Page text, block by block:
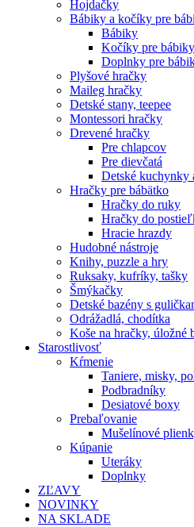
Hojdačky
Bábiky a kočíky pre
Bábiky
Kočíky pre bábiky
Doplnky pre
Plyšové hračky
Maileg hračky
Detské stany, teepee
Montessori hračky
Drevené hračky
Pre chlapcov
Pre dievčatá
Detské kuchynky
Hračky pre bábätko
Hračky do ruky
Hračky do
Hracie hrazdy
Hudobné nástroje
Knihy, puzzle a hry
Ruksaky, kufríky, tašky
Šmýkačky
Detské bazény s
Odrážadlá, chodítka
Koše na hračky, úložné
Starostlivosť
Kŕmenie
Taniere, misky,
Podbradníky
Desiatové boxy
Prebaľovanie
Mušelínové
Kúpanie
Uteráky
Doplnky
ZĽAVY
NOVINKY
NA SKLADE